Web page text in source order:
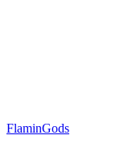
FlaminGods